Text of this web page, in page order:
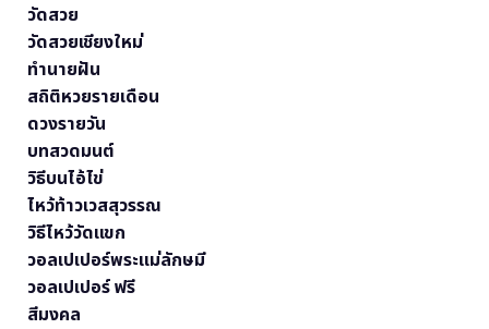
วัดสวย
วัดสวยเชียงใหม่
ทำนายฝัน
สถิติหวยรายเดือน
ดวงรายวัน
บทสวดมนต์
วิธีบนไอ้ไข่
ไหว้ท้าวเวสสุวรรณ
วิธีไหว้วัดแขก
วอลเปเปอร์พระแม่ลักษมี
วอลเปเปอร์ ฟรี
สีมงคล